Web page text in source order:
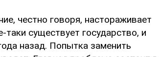
честно говоря, настораживает
существует государство, и
назад. Попытка заменить